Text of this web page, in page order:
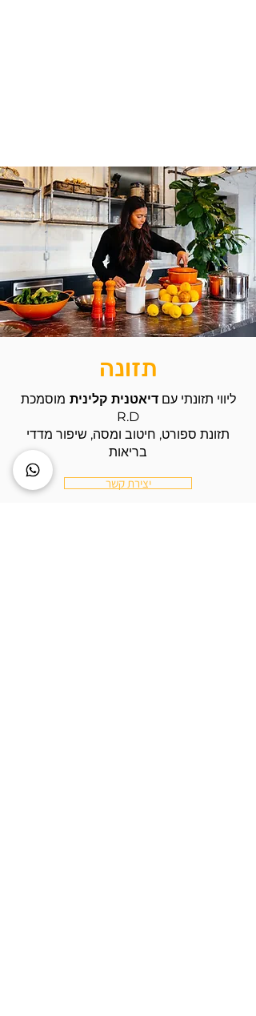
אזהרה! זה מה שיקרה לכם
כשתעשו דדליפט עם גב
מעוגל
תזונה
ליווי תזונתי עםדיאטנית קלינית מוסמכת
R.D
תזונת ספורט, חיטוב ומסה, שיפור מדדי
בריאות
יצירת קשר